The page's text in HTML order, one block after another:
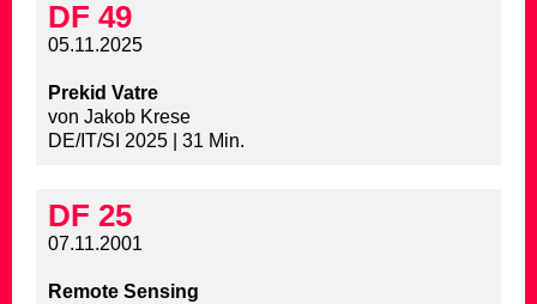
DF 49
05.11.2025
Prekid Vatre
von Jakob Krese
DE/IT/SI 2025 | 31 Min.
DF 25
07.11.2001
Remote Sensing